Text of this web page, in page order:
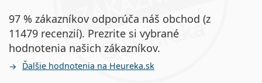
97 % zákazníkov odporúča náš obchod (z
11479 recenzií). Prezrite si vybrané
hodnotenia našich zákazníkov.
Ďalšie hodnotenia na Heureka.sk